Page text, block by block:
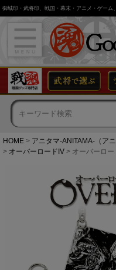
御城印・武将印、戦国・幕末・アニメ・ゲーム
HOME
アニタマ-ANITAMA-（ア
オーバーロードIV
オーバーロ